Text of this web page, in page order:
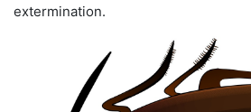
extermination.